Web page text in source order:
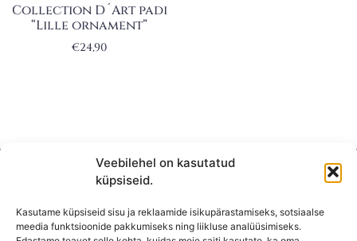
Veebilehel on kasutatud
küpsiseid.
Kasutame küpsiseid sisu ja reklaamide isikupärastamiseks, sotsiaalse
meedia funktsioonide pakkumiseks ning liikluse analüüsimiseks.
Collection D´Art padi
“Lille ornament”
€24,90